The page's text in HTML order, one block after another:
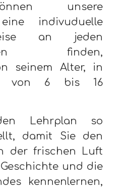
unsere
indivuduelle
an jeden
finden,
seinem Alter, in
von 6 bis 16
Lehrplan so
damit Sie den
der frischen Luft
und die
kennenlernen,